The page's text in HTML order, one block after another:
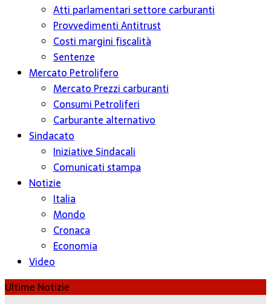
Atti parlamentari settore carburanti
Provvedimenti Antitrust
Costi margini fiscalità
Sentenze
Mercato Petrolifero
Mercato Prezzi carburanti
Consumi Petroliferi
Carburante alternativo
Sindacato
Iniziative Sindacali
Comunicati stampa
Notizie
Italia
Mondo
Cronaca
Economia
Video
Ultime Notizie